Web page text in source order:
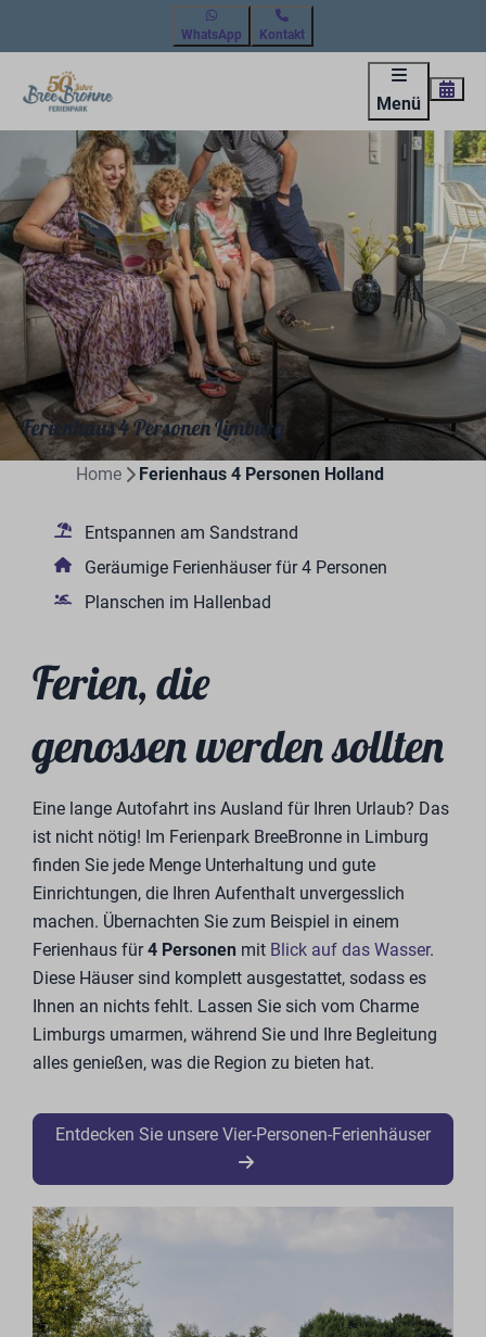
WhatsApp Kontakt
Menü
Ferienhaus 4 Personen Limburg
Home Ferienhaus 4 Personen Holland
Entspannen am Sandstrand
Geräumige Ferienhäuser für 4 Personen
Planschen im Hallenbad
Ferien, die
genossen werden sollten
Eine lange Autofahrt ins Ausland für Ihren Urlaub? Das
ist nicht nötig! Im Ferienpark BreeBronne in Limburg
finden Sie jede Menge Unterhaltung und gute
Einrichtungen, die Ihren Aufenthalt unvergesslich
machen. Übernachten Sie zum Beispiel in einem
Ferienhaus für4 Personen mit Blick auf das Wasser.
Diese Häuser sind komplett ausgestattet, sodass es
Ihnen an nichts fehlt. Lassen Sie sich vom Charme
Limburgs umarmen, während Sie und Ihre Begleitung
alles genießen, was die Region zu bieten hat.
Entdecken Sie unsere Vier-Personen-Ferienhäuser